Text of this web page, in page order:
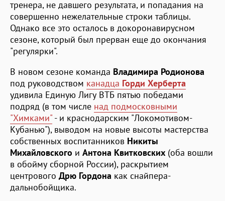
тренера, не давшего результата, и попадания на
совершенно нежелательные строки таблицы.
Однако все это осталось в докоронавирусном
сезоне, который был прерван еще до окончания
"регулярки".
В новом сезоне команда Владимира Родионова
под руководством канадца Горди Херберта
удивила Единую Лигу ВТБ пятью победами
подряд (в том числе над подмосковными
"Химками" - и краснодарским "Локомотивом-
Кубанью"), выводом на новые высоты мастерства
собственных воспитанников Никиты
Михайловского и Антона Квитковских (оба вошли
в обойму сборной России), раскрытием
центрового Дрю Гордона как снайпера-
дальнобойщика.